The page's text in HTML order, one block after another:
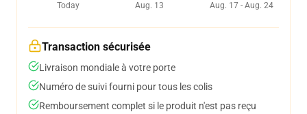
Today
Aug. 13
Aug. 17 - Aug. 24
Transaction sécurisée
Livraison mondiale à votre porte
Numéro de suivi fourni pour tous les colis
Remboursement complet si le produit n'est pas reçu